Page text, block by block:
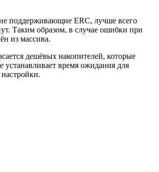
поддерживающие ERC, лучше всего
Таким образом, в случае ошибки при
из массива.
дешёвых накопителей, которые
время ожидания для